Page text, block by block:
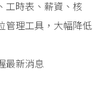
工時表、薪資、核
管理工具，大幅降低
最新消息